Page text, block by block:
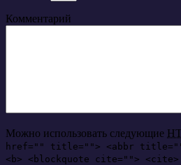
Комментарий
Можно использовать следующие
href="" title=""> <abbr
<b> <blockquote cite=""> <cite>